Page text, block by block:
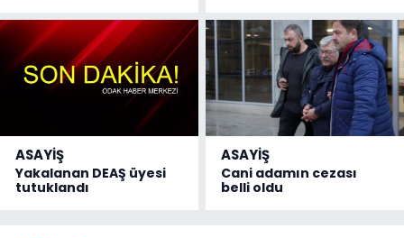
ASAYİŞ
Yakalanan DEAŞ üyesi
tutuklandı
ASAYİŞ
Cani adamın cezası
belli oldu